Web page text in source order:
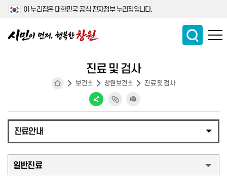
이 누리집은 대한민국 공식 전자정부 누리집입니다.
보건소 창원보건소 진료 및 검사
진료 및 검사
진료안내
일반진료